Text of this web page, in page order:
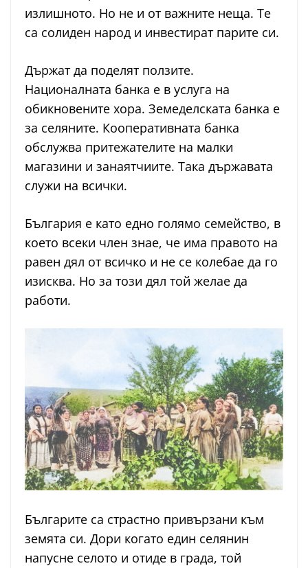
излишното. Но не и от важните неща. Те
са солиден народ и инвестират парите си.
Държат да поделят ползите.
Националната банка е в услуга на
обикновените хора. Земеделската банка е
за селяните. Кооперативната банка
обслужва притежателите на малки
магазини и занаятчиите. Така държавата
служи на всички.
България е като едно голямо семейство, в
което всеки член знае, че има правото на
равен дял от всичко и не се колебае да го
изисква. Но за този дял той желае да
работи.
Българите са страстно привързани към
земята си. Дори когато един селянин
напусне селото и отиде в града, той